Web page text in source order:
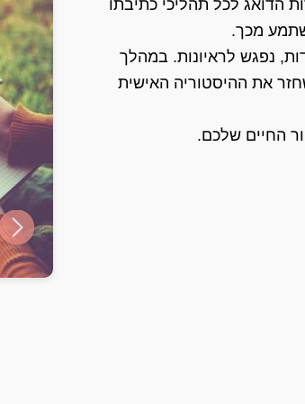
הדואג לכל תהליכי כתיבתו
מכך.
נפגש לראיונות. במהלך
את ההיסטוריה האישית
החיים שלכם.